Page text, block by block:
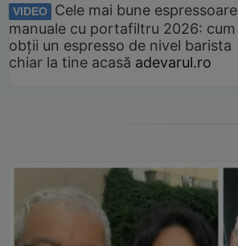
VIDEO
Cele mai bune espressoare
manuale cu portafiltru 2026: cum
obții un espresso de nivel barista
chiar la tine acasă adevarul.ro